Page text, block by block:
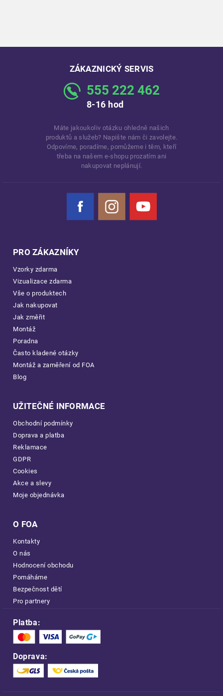
ZÁKAZNICKÝ SERVIS
555 222 462
8-16 hod
Máte jakoukoliv otázku ohledně našich
produktů a služeb? Napište nám či zavolejte.
Odpovíme, poradíme, pomůžeme i těm, kteří
třeba na našem e-shopu prozatím ani
nakupovat neplánují.
Facebook Instagram YouTube
PRO ZÁKAZNÍKY
Vzorky zdarma
Vizualizace zdarma
Vše o produktech
Jak nakupovat
Jak změřit
Montáž
Poradna
Často kladené otázky
Montáž a zaměření od FOA
Blog
UŽITEČNÉ INFORMACE
Obchodní podmínky
Doprava a platba
Reklamace
GDPR
Cookies
Akce a slevy
Moje objednávka
O FOA
Kontakty
O nás
Hodnocení obchodu
Pomáháme
Bezpečnost dětí
Pro partnery
Platba:
Doprava: